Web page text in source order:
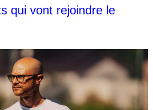
qui vont rejoindre le